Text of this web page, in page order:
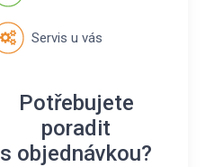
Servis u vás
Potřebujete
poradit
s objednávkou?